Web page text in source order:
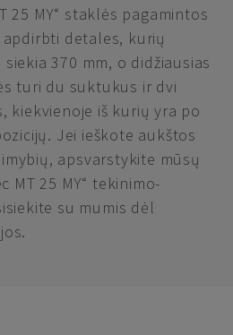
25 MY“ staklės pagamintos
detales, kurių
370 mm, o didžiausias
turi du suktukus ir dvi
kiekvienoje iš kurių yra po
Jei ieškote aukštos
apsvarstykite mūsų
MT 25 MY“ tekinimo-
su mumis dėl